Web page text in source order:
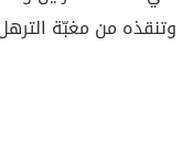
وتنقذه من مغبّة